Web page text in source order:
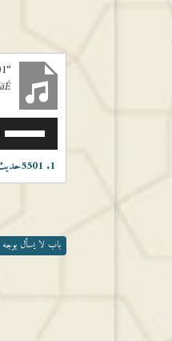
“5501حديث لا يسأل بوجه الله الا الجنة”
مشغل
الصوت
أعلى/
خفض
مستوى
1. 5501حديث لا يسأل بوجه الله الا الجنة
باب لا يسأل بوجه